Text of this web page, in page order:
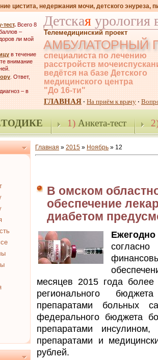
цистита, недержания мочи, детского энуреза,
тест. Всего 8
–
ли мой
в течение
внимание
. Ответ,
– в
Детская урология
Телемедицинский проект
АМБУЛАТОРНЫЙ
специалиста по лечению
расстройств
ведётся на базе Детского
медицинского центра
"До 16-ти"
ГЛАВНАЯ · На приём к врачу ·
1)Анкета-тест
Главная » 2015 » Ноябрь » 12
В омском
обеспечение
диабетом
месяцев 2015 года
регионального
препаратами больных
федерального бюджета
препаратами инсулином,
препаратами и
рублей.